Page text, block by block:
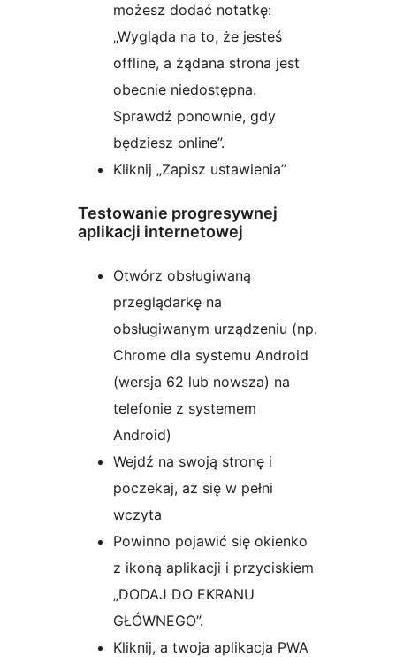
możesz dodać notatkę:
„Wygląda na to, że jesteś
offline, a żądana strona jest
obecnie niedostępna.
Sprawdź ponownie, gdy
będziesz online”.
Kliknij „Zapisz ustawienia”
Testowanie progresywnej
aplikacji internetowej
Otwórz obsługiwaną
przeglądarkę na
obsługiwanym urządzeniu (np.
Chrome dla systemu Android
(wersja 62 lub nowsza) na
telefonie z systemem
Android)
Wejdź na swoją stronę i
poczekaj, aż się w pełni
wczyta
Powinno pojawić się okienko
z ikoną aplikacji i przyciskiem
„DODAJ DO EKRANU
GŁÓWNEGO”.
Kliknij, a twoja aplikacja PWA